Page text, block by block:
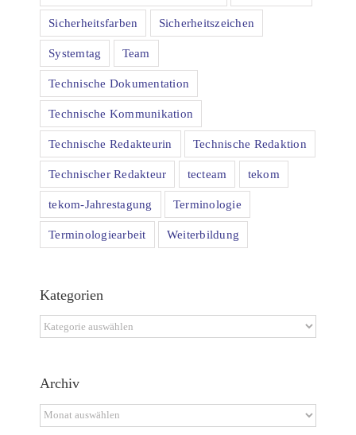
Sicherheitsfarben Sicherheitszeichen
Systemtag Team
Technische Dokumentation
Technische Kommunikation
Technische Redakteurin Technische Redaktion
Technischer Redakteur tecteam tekom
tekom-Jahrestagung Terminologie
Terminologiearbeit Weiterbildung
Kategorien
Kategorien
Archiv
Archiv